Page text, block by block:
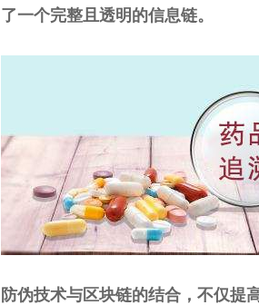
了一个完整且透明的信息链。
防伪技术与区块链的结合，不仅提